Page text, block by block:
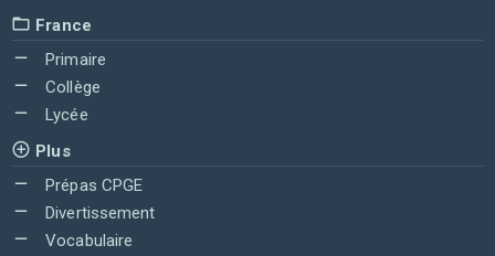
France
Primaire
Collège
Lycée
Plus
Prépas CPGE
Divertissement
Vocabulaire